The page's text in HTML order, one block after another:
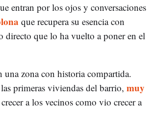
entran por los ojos y conversaciones
que recupera su esencia con
directo que lo ha vuelto a poner en el
una zona con historia compartida.
primeras viviendas del barrio, muy
a los vecinos como vio crecer a